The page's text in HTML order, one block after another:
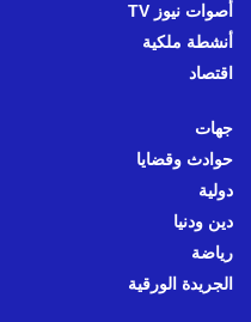
أصوات نيوز TV
أنشطة ملكية
اقتصاد
جهات
حوادث وقضايا
دولية
دين ودنيا
رياضة
الجريدة الورقية